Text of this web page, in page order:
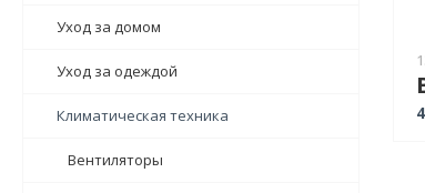
Уход за домом
Уход за одеждой
Климатическая техника
Вентиляторы